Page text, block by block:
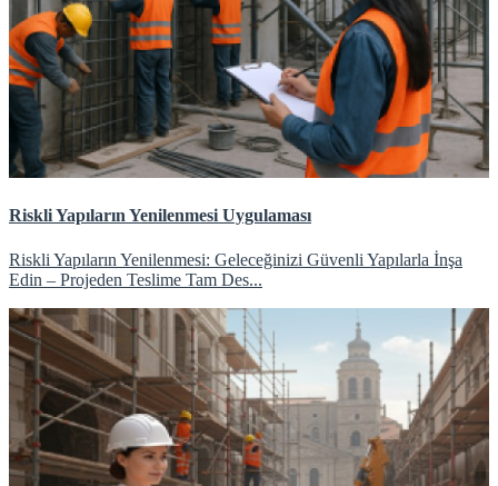
Riskli Yapıların Yenilenmesi Uygulaması
Riskli Yapıların Yenilenmesi: Geleceğinizi Güvenli Yapılarla İnşa
Edin – Projeden Teslime Tam Des...